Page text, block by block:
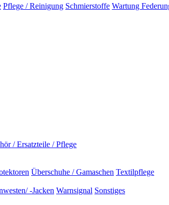
Pflege / Reinigung Schmierstoffe Wartung
/ Ersatzteile / Pflege
Überschuhe / Gamaschen Textilpflege
-Jacken Warnsignal Sonstiges